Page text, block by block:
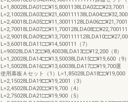
L=1,80028LDA01□□¥15,8001138LDA02□□¥23,7001
L=2,70018LDA07□□¥11,700128LDA08□□¥22,700111
L=3,60018LDA11□□¥14,500111（7）
L=90028LDA12□□¥8,40038LDA13□□¥12,200（8）
L=1,20028LDA14□□¥13,50038LDA15□□¥19,600（9）
L=1,50028LDA16□□¥13,60038LDA17□□¥19,700
使用幕板Ａセット（1）L=1,85028LDA18□□¥19,000
L=2,15028LDA19□□¥19,2001（3）
L=2,45028LDA20□□¥19,700（4）
L=2,75028LDA21□□¥19,900（5）